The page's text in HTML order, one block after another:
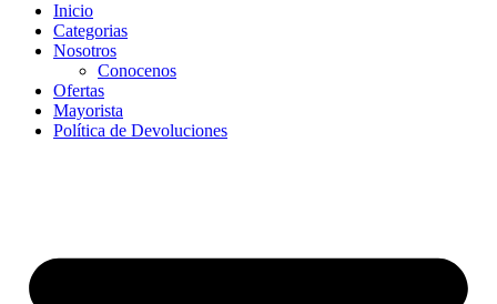
Inicio
Categorias
Nosotros
Conocenos
Ofertas
Mayorista
Política de Devoluciones